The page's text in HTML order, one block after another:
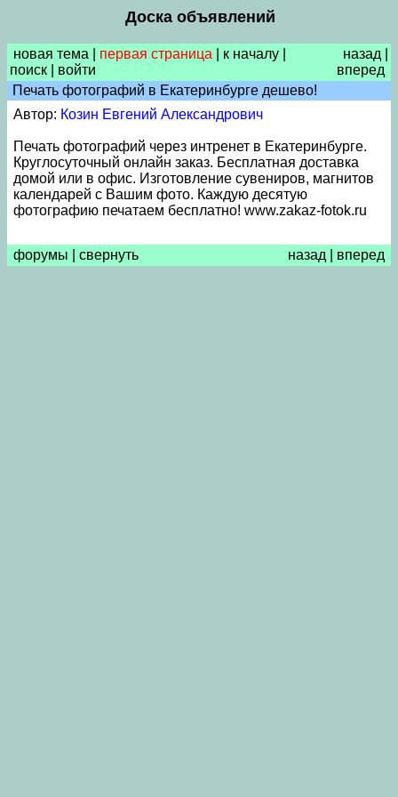
Доска объявлений
новая тема первая страница к началу
поиск
войти
назад
вперед
Печать фотографий в Екатеринбурге дешево!
Автор: Козин Евгений Александрович
Печать фотографий через интренет в Екатеринбурге.
Круглосуточный онлайн заказ. Бесплатная доставка
домой или в офис. Изготовление сувениров, магнитов
календарей с Вашим фото. Каждую десятую
фотографию печатаем бесплатно! www.zakaz-fotok.ru
форумы свернуть назад вперед